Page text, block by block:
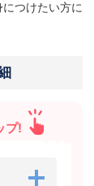
つけたい方に
プ!